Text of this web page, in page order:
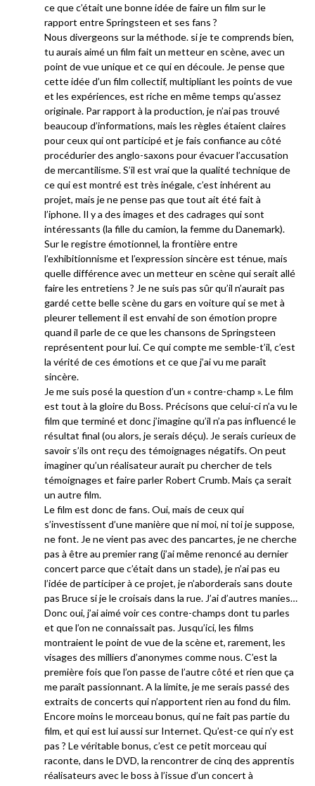
ce que c’était une bonne idée de faire un film sur le
rapport entre Springsteen et ses fans ?
Nous divergeons sur la méthode. si je te comprends bien,
tu aurais aimé un film fait un metteur en scène, avec un
point de vue unique et ce qui en découle. Je pense que
cette idée d’un film collectif, multipliant les points de vue
et les expériences, est riche en même temps qu’assez
originale. Par rapport à la production, je n’ai pas trouvé
beaucoup d’informations, mais les règles étaient claires
pour ceux qui ont participé et je fais confiance au côté
procédurier des anglo-saxons pour évacuer l’accusation
de mercantilisme. S’il est vrai que la qualité technique de
ce qui est montré est très inégale, c’est inhérent au
projet, mais je ne pense pas que tout ait été fait à
l’iphone. Il y a des images et des cadrages qui sont
intéressants (la fille du camion, la femme du Danemark).
Sur le registre émotionnel, la frontière entre
l’exhibitionnisme et l’expression sincère est ténue, mais
quelle différence avec un metteur en scène qui serait allé
faire les entretiens ? Je ne suis pas sûr qu’il n’aurait pas
gardé cette belle scène du gars en voiture qui se met à
pleurer tellement il est envahi de son émotion propre
quand il parle de ce que les chansons de Springsteen
représentent pour lui. Ce qui compte me semble-t’il, c’est
la vérité de ces émotions et ce que j’ai vu me paraît
sincère.
Je me suis posé la question d’un « contre-champ ». Le film
est tout à la gloire du Boss. Précisons que celui-ci n’a vu le
film que terminé et donc j’imagine qu’il n’a pas influencé le
résultat final (ou alors, je serais déçu). Je serais curieux de
savoir s’ils ont reçu des témoignages négatifs. On peut
imaginer qu’un réalisateur aurait pu chercher de tels
témoignages et faire parler Robert Crumb. Mais ça serait
un autre film.
Le film est donc de fans. Oui, mais de ceux qui
s’investissent d’une manière que ni moi, ni toi je suppose,
ne font. Je ne vient pas avec des pancartes, je ne cherche
pas à être au premier rang (j’ai même renoncé au dernier
concert parce que c’était dans un stade), je n’ai pas eu
l’idée de participer à ce projet, je n’aborderais sans doute
pas Bruce si je le croisais dans la rue. J’ai d’autres manies…
Donc oui, j’ai aimé voir ces contre-champs dont tu parles
et que l’on ne connaissait pas. Jusqu’ici, les films
montraient le point de vue de la scène et, rarement, les
visages des milliers d’anonymes comme nous. C’est la
première fois que l’on passe de l’autre côté et rien que ça
me paraît passionnant. A la limite, je me serais passé des
extraits de concerts qui n’apportent rien au fond du film.
Encore moins le morceau bonus, qui ne fait pas partie du
film, et qui est lui aussi sur Internet. Qu’est-ce qui n’y est
pas ? Le véritable bonus, c’est ce petit morceau qui
raconte, dans le DVD, la rencontrer de cinq des apprentis
réalisateurs avec le boss à l’issue d’un concert à